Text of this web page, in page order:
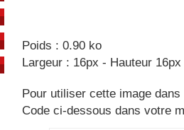
Poids : 0.90 ko
Largeur : 16px - Hauteur 16px
Pour utiliser cette image
Code ci-dessous dans votre